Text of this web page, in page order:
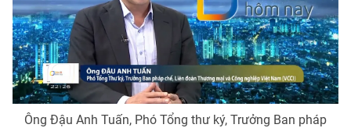
Ông Đậu Anh Tuấn, Phó Tổng thư ký, Trưởng Ban pháp